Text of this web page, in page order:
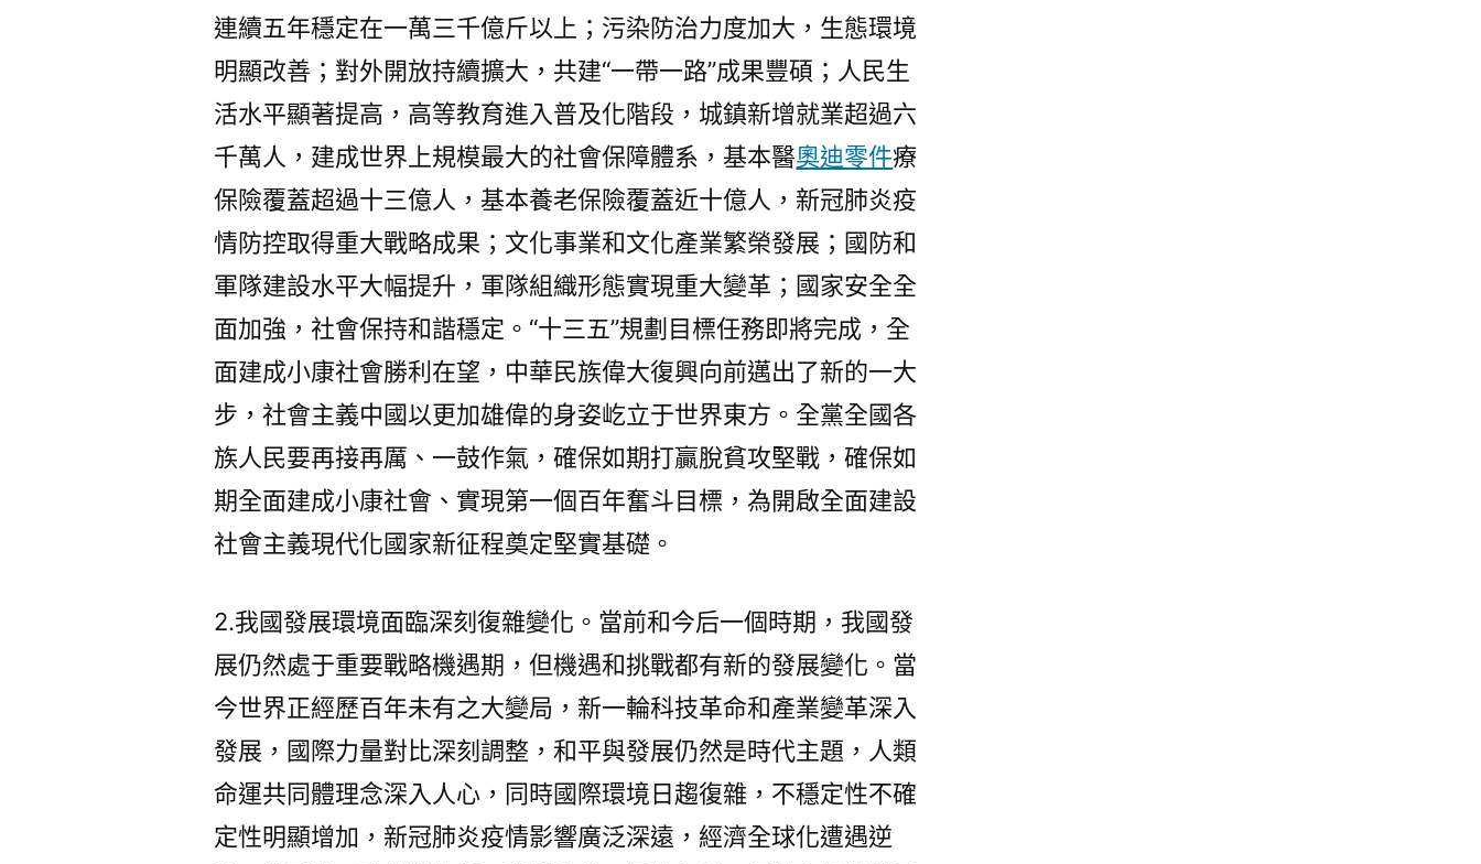
〇
三
五
遠
景
目
標
的
建
_
中
國
展
門
－
國
發
展
門
連續五年穩定在一萬三千億斤以上；污染防治力度加大，生態環境
明顯改善；對外開放持續擴大，共建“一帶一路”成果豐碩；人民生
活水平顯著提高，高等教育進入普及化階段，城鎮新增就業超過六
千萬人，建成世界上規模最大的社會保障體系，基本醫奧迪零件療
保險覆蓋超過十三億人，基本養老保險覆蓋近十億人，新冠肺炎疫
情防控取得重大戰略成果；文化事業和文化產業繁榮發展；國防和
軍隊建設水平大幅提升，軍隊組織形態實現重大變革；國家安全全
面加強，社會保持和諧穩定。“十三五”規劃目標任務即將完成，全
面建成小康社會勝利在望，中華民族偉大復興向前邁出了新的一大
步，社會主義中國以更加雄偉的身姿屹立于世界東方。全黨全國各
族人民要再接再厲、一鼓作氣，確保如期打贏脫貧攻堅戰，確保如
期全面建成小康社會、實現第一個百年奮斗目標，為開啟全面建設
社會主義現代化國家新征程奠定堅實基礎。
2.我國發展環境面臨深刻復雜變化。當前和今后一個時期，我國發
展仍然處于重要戰略機遇期，但機遇和挑戰都有新的發展變化。當
今世界正經歷百年未有之大變局，新一輪科技革命和產業變革深入
發展，國際力量對比深刻調整，和平與發展仍然是時代主題，人類
命運共同體理念深入人心，同時國際環境日趨復雜，不穩定性不確
定性明顯增加，新冠肺炎疫情影響廣泛深遠，經濟全球化遭遇逆